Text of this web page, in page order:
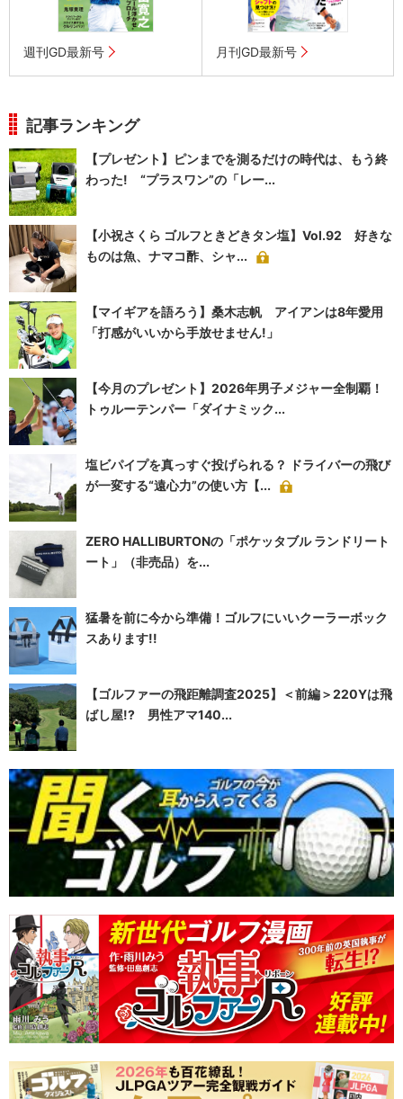
週刊GD最新号 月刊GD最新号
記事ランキング
【プレゼント】ピンまでを測るだけの時代は、もう終
わった! “プラスワン”の「レー...
【小祝さくら ゴルフときどきタン塩】Vol.92 好きな
ものは魚、ナマコ酢、シャ...
【マイギアを語ろう】桑木志帆 アイアンは8年愛用
「打感がいいから手放せません!」
【今月のプレゼント】2026年男子メジャー全制覇！
トゥルーテンパー「ダイナミック...
塩ビパイプを真っすぐ投げられる？ ドライバーの飛び
が一変する“遠心力”の使い方【...
ZERO HALLIBURTONの「ポケッタブル ランドリート
ート」（非売品）を...
猛暑を前に今から準備！ゴルフにいいクーラーボック
スあります!!
【ゴルファーの飛距離調査2025】＜前編＞220Yは飛
ばし屋!? 男性アマ140...